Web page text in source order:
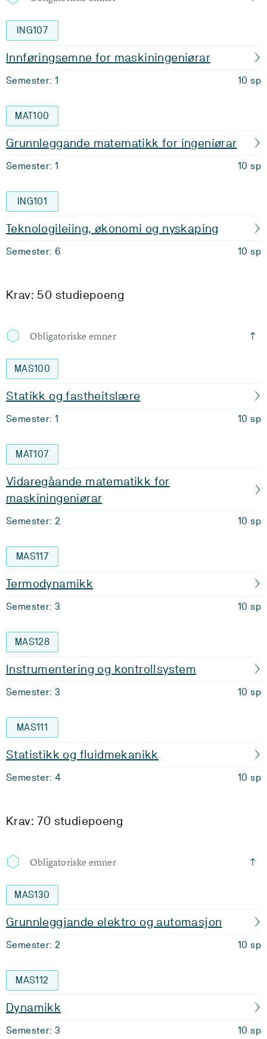
ING107
Innføringsemne for maskiningeniørar
Semester: 1 10 sp
MAT100
Grunnleggande matematikk for ingeniørar
Semester: 1 10 sp
ING101
Teknologileiing, økonomi og nyskaping
Semester: 6 10 sp
Krav: 50 studiepoeng
Obligatoriske emner
MAS100
Statikk og fastheitslære
Semester: 1 10 sp
MAT107
Vidaregåande matematikk for
maskiningeniørar
Semester: 2 10 sp
MAS117
Termodynamikk
Semester: 3 10 sp
MAS128
Instrumentering og kontrollsystem
Semester: 3 10 sp
MAS111
Statistikk og fluidmekanikk
Semester: 4 10 sp
Krav: 70 studiepoeng
Obligatoriske emner
MAS130
Grunnleggjande elektro og automasjon
Semester: 2 10 sp
MAS112
Dynamikk
Semester: 3 10 sp